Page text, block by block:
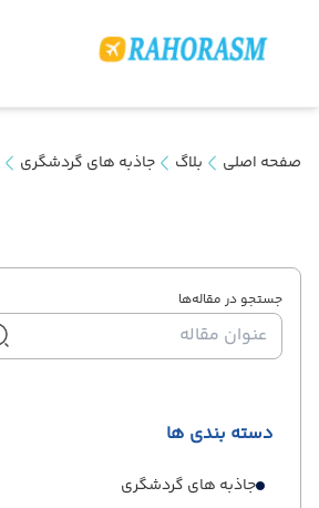
صفحه اصلی بلاگ جاذبه های گردشگری
جستجو در مقاله‌ها
دسته بندی ها
جاذبه های گردشگری